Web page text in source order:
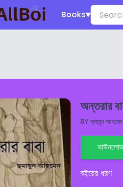
Books
অন্তরার
BYহুমায়ূন আহমেদ
ডাউনলোড
বইয়ের ধরণ